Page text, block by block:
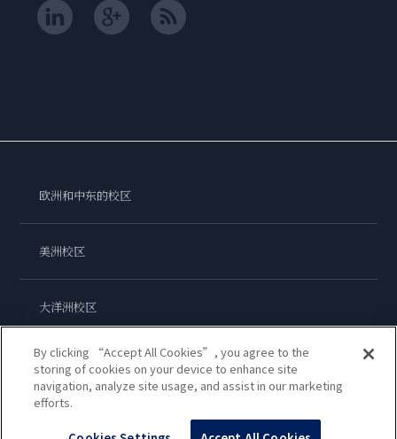
欧洲和中东的校区
美洲校区
大洋洲校区
亚洲校区
By clicking “Accept All Cookies”, you agree to the
storing of cookies on your device to enhance site
navigation, analyze site usage, and assist in our marketing
efforts.